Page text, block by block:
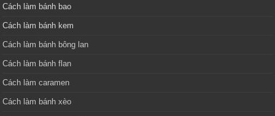
Cách làm bánh bao
Cách làm bánh kem
Cách làm bánh bông lan
Cách làm bánh flan
Cách làm caramen
Cách làm bánh xèo